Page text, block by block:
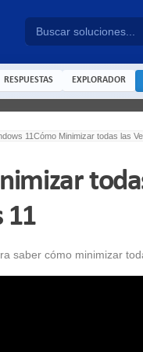
RESPUESTAS EXPLORADOR
11Cómo Minimizar todas las
11
saber cómo minimizar